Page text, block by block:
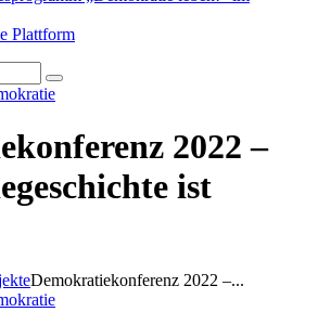
Plattform
2022 –
ist
Demokratiekonferenz 2022 –...